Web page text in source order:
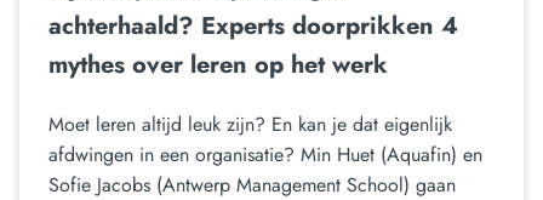
achterhaald? Experts doorprikken 4
mythes over leren op het werk
Moet leren altijd leuk zijn? En kan je dat eigenlijk
afdwingen in een organisatie? Min Huet (Aquafin) en
Sofie Jacobs (Antwerp Management School) gaan